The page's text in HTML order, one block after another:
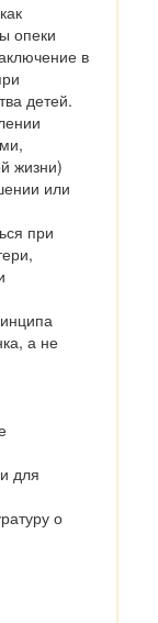
опеки
в
детей.
жизни)
или
при
а не
для
о